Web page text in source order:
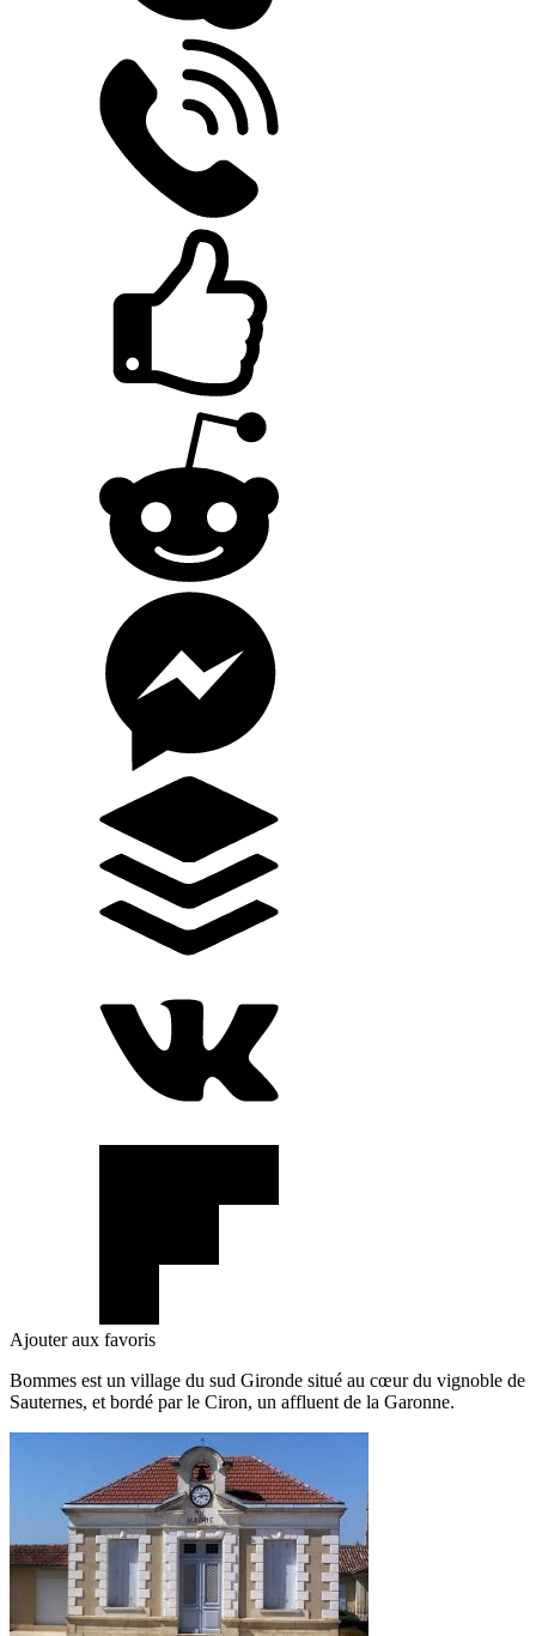
Ajouter aux favoris
Bommes est un village du sud Gironde situé au cœur du vignoble de
Sauternes, et bordé par le Ciron, un affluent de la Garonne.